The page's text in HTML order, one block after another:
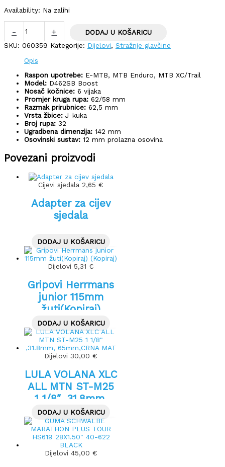
Availability: Na zalihi
- +
DODAJ U KOŠARICU
SKU: 060359 Kategorije: Dijelovi, Stražnje glavčine
Opis
Raspon upotrebe: E-MTB, MTB Enduro, MTB XC/Trail
Model: D462SB Boost
Nosač kočnice: 6 vijaka
Promjer kruga rupa: 62/58 mm
Razmak prirubnice: 62,5 mm
Vrsta žbice: J-kuka
Broj rupa: 32
Ugradbena dimenzija: 142 mm
Osovinski sustav: 12 mm prolazna osovina
Povezani proizvodi
Cijevi sjedala 2,65 €
Adapter za cijev
sjedala
DODAJ U KOŠARICU
Dijelovi 5,31 €
Gripovi Herrmans
junior 115mm
žuti(Kopiraj)
(Kopiraj)
DODAJ U KOŠARICU
Dijelovi 30,00 €
LULA VOLANA XLC
ALL MTN ST-M25
1 1/8″ ,31.8mm,
65mm,CRNA MAT
DODAJ U KOŠARICU
Dijelovi 45,00 €